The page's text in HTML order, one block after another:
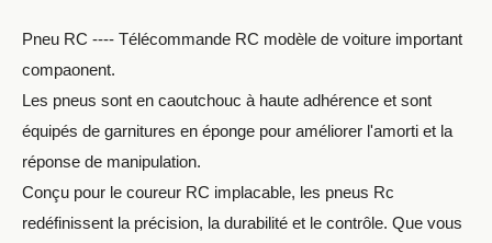
Pneu RC ---- Télécommande RC modèle de voiture important
compaonent.
Les pneus sont en caoutchouc à haute adhérence et sont
équipés de garnitures en éponge pour améliorer l'amorti et la
réponse de manipulation.
Conçu pour le coureur RC implacable, les pneus Rc
redéfinissent la précision, la durabilité et le contrôle. Que vous